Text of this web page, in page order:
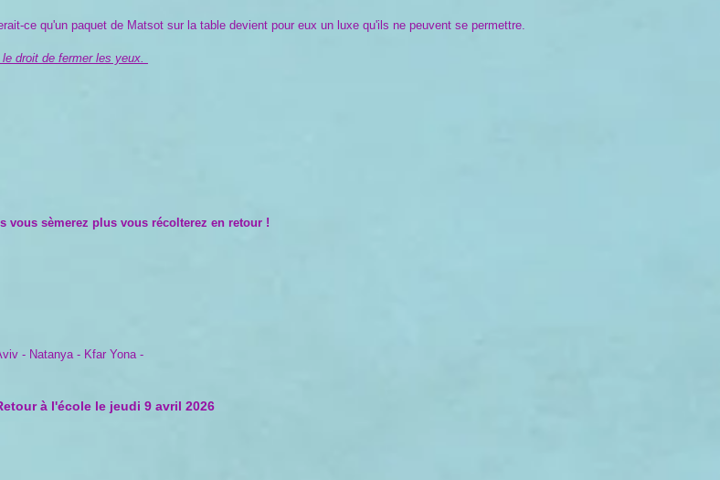
ce qu'un paquet de Matsot sur la table devient pour eux un luxe qu'ils ne peuvent se permettre.
droit de fermer les yeux.
sèmerez plus vous récolterez en retour !
- Natanya - Kfar Yona -
à l'école le jeudi 9 avril 2026